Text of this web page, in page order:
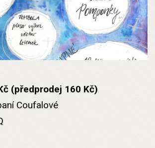
(předprodej 160 Kč)
Coufalové